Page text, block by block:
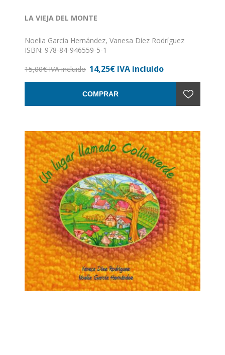
LA VIEJA DEL MONTE
Noelia García Hernández, Vanesa Díez Rodríguez
ISBN: 978-84-946559-5-1
Nº de páginas: 64
15,00€ IVA incluido 14,25€ IVA incluido
COMPRAR